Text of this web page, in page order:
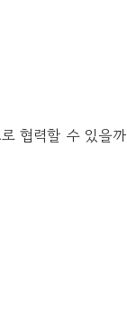
협력할 수 있을까